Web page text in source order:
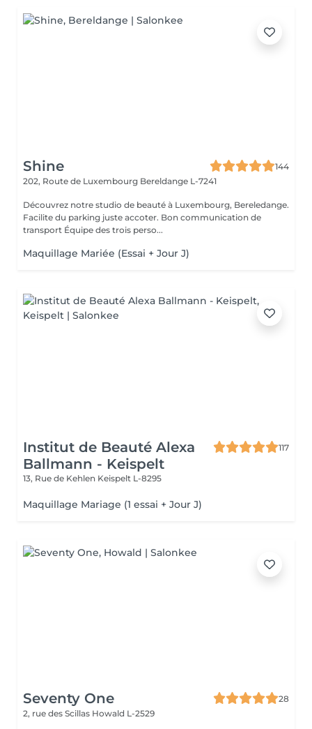
Shine
144
202, Route de Luxembourg Bereldange L-7241
Découvrez notre studio de beauté à Luxembourg, Bereledange.
Facilite du parking juste accoter. Bon communication de
transport Équipe des trois perso...
Maquillage Mariée (Essai + Jour J)
Institut de Beauté Alexa
Ballmann - Keispelt
117
13, Rue de Kehlen Keispelt L-8295
Maquillage Mariage (1 essai + Jour J)
Seventy One
28
2, rue des Scillas Howald L-2529